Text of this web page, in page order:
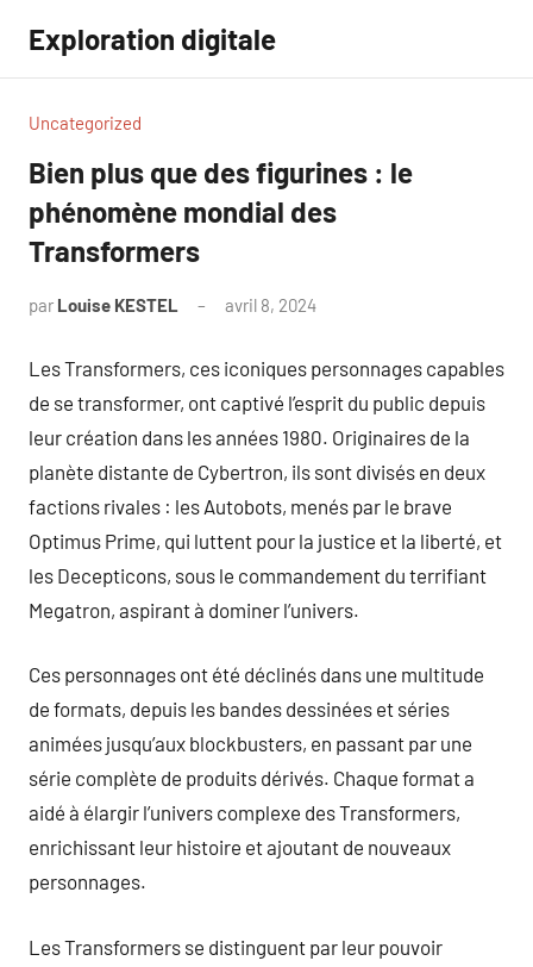
contenu
Exploration digitale
Uncategorized
Bien plus que des figurines : le
phénomène mondial des
Transformers
par Louise KESTEL avril 8, 2024
Les Transformers, ces iconiques personnages capables
de se transformer, ont captivé l’esprit du public depuis
leur création dans les années 1980. Originaires de la
planète distante de Cybertron, ils sont divisés en deux
factions rivales : les Autobots, menés par le brave
Optimus Prime, qui luttent pour la justice et la liberté, et
les Decepticons, sous le commandement du terrifiant
Megatron, aspirant à dominer l’univers.
Ces personnages ont été déclinés dans une multitude
de formats, depuis les bandes dessinées et séries
animées jusqu’aux blockbusters, en passant par une
série complète de produits dérivés. Chaque format a
aidé à élargir l’univers complexe des Transformers,
enrichissant leur histoire et ajoutant de nouveaux
personnages.
Les Transformers se distinguent par leur pouvoir